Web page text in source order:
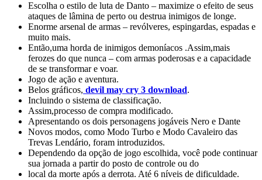
Escolha o estilo de luta de Danto – maximize o efeito de seus
ataques de lâmina de perto ou destrua inimigos de longe.
Enorme arsenal de armas – revólveres, espingardas, espadas e
muito mais.
Então,uma horda de inimigos demoníacos .Assim,mais
ferozes do que nunca – com armas poderosas e a capacidade
de se transformar e voar.
Jogo de ação e aventura.
Belos gráficos, devil may cry 3 download.
Incluindo o sistema de classificação.
Assim,processo de compra modificado.
Apresentando os dois personagens jogáveis Nero e Dante
Novos modos, como Modo Turbo e Modo Cavaleiro das
Trevas Lendário, foram introduzidos.
Dependendo da opção de jogo escolhida, você pode continuar
sua jornada a partir do posto de controle ou do
local da morte após a derrota. Até 6 níveis de dificuldade.